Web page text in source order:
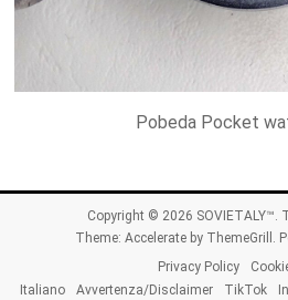
Pobeda Pocket
Copyright © 2026 SOVIETALY™.
Theme: Accelerateby ThemeGrill.
Privacy Policy
Italiano
Avvertenza/Disclaimer TikTok